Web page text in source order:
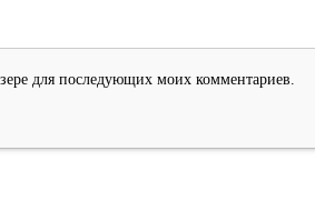
для последующих моих комментариев.